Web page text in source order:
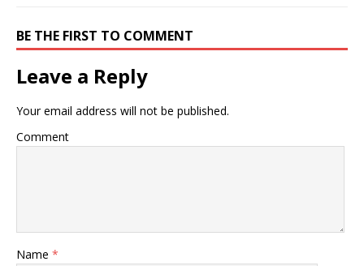
BE THE FIRST TO COMMENT
Leave a Reply
Your email address will not be published.
Comment
Name *